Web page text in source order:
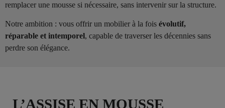
remplacer une mousse si nécessaire, sans intervenir sur la structure.
Notre ambition : vous offrir un mobilier à la fois évolutif,
réparable et intemporel, capable de traverser les décennies sans
perdre son élégance.
L’ASSISE EN MOUSSE